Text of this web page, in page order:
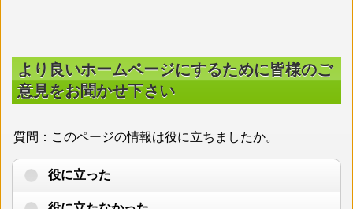
より良いホームページにするために皆様のご
意見をお聞かせ下さい
質問：このページの情報は役に立ちましたか。
役に立った